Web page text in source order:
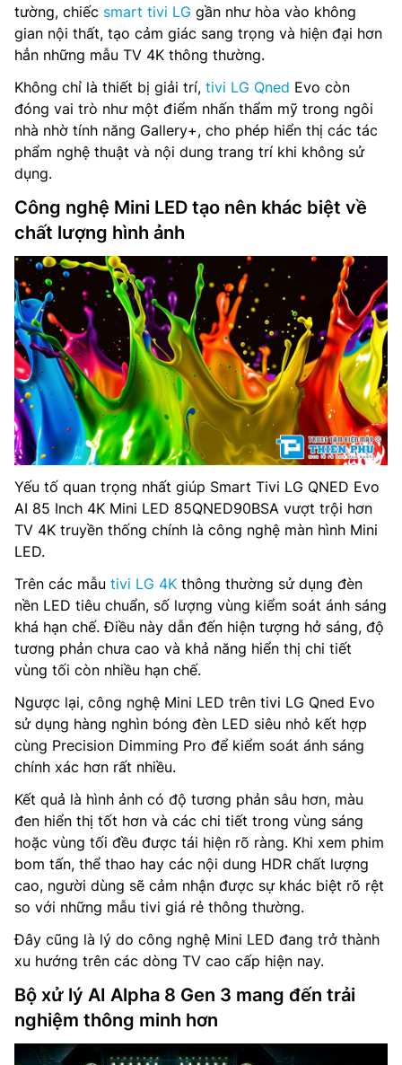
tường, chiếc smart tivi LG gần như hòa vào không
gian nội thất, tạo cảm giác sang trọng và hiện đại hơn
hẳn những mẫu TV 4K thông thường.
Không chỉ là thiết bị giải trí, tivi LG Qned Evo còn
đóng vai trò như một điểm nhấn thẩm mỹ trong ngôi
nhà nhờ tính năng Gallery+, cho phép hiển thị các tác
phẩm nghệ thuật và nội dung trang trí khi không sử
dụng.
Công nghệ Mini LED tạo nên khác biệt về
chất lượng hình ảnh
Yếu tố quan trọng nhất giúp Smart Tivi LG QNED Evo
AI 85 Inch 4K Mini LED 85QNED90BSA vượt trội hơn
TV 4K truyền thống chính là công nghệ màn hình Mini
LED.
Trên các mẫu tivi LG 4K thông thường sử dụng đèn
nền LED tiêu chuẩn, số lượng vùng kiểm soát ánh sáng
khá hạn chế. Điều này dẫn đến hiện tượng hở sáng, độ
tương phản chưa cao và khả năng hiển thị chi tiết
vùng tối còn nhiều hạn chế.
Ngược lại, công nghệ Mini LED trên tivi LG Qned Evo
sử dụng hàng nghìn bóng đèn LED siêu nhỏ kết hợp
cùng Precision Dimming Pro để kiểm soát ánh sáng
chính xác hơn rất nhiều.
Kết quả là hình ảnh có độ tương phản sâu hơn, màu
đen hiển thị tốt hơn và các chi tiết trong vùng sáng
hoặc vùng tối đều được tái hiện rõ ràng. Khi xem phim
bom tấn, thể thao hay các nội dung HDR chất lượng
cao, người dùng sẽ cảm nhận được sự khác biệt rõ rệt
so với những mẫu tivi giá rẻ thông thường.
Đây cũng là lý do công nghệ Mini LED đang trở thành
xu hướng trên các dòng TV cao cấp hiện nay.
Bộ xử lý AI Alpha 8 Gen 3 mang đến trải
nghiệm thông minh hơn